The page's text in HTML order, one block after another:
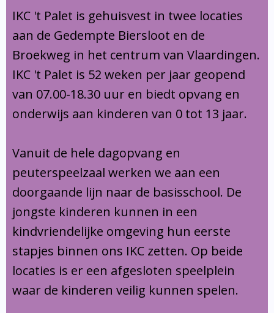
Schoolgids
Leerlingenzorg
Privacy
Vakanties en lesvrije dagen
Ouderraad
Medezeggenschapsraad
Klachtenregeling
Opvang
Buitenschoolse opvang
Communicatie
Contact
IKC 't Palet is gehuisvest in twee locaties
aan de Gedempte Biersloot en de
Broekweg in het centrum van Vlaardingen.
IKC 't Palet is 52 weken per jaar geopend
van 07.00-18.30 uur en biedt opvang en
onderwijs aan kinderen van 0 tot 13 jaar.
Vanuit de hele dagopvang en
peuterspeelzaal werken we aan een
doorgaande lijn naar de basisschool. De
jongste kinderen kunnen in een
kindvriendelijke omgeving hun eerste
stapjes binnen ons IKC zetten. Op beide
locaties is er een afgesloten speelplein
waar de kinderen veilig kunnen spelen.